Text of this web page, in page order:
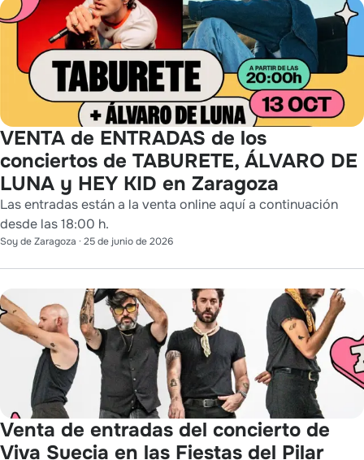
VENTA de ENTRADAS de los
conciertos de TABURETE, ÁLVARO DE
LUNA y HEY KID en Zaragoza
Las entradas están a la venta online aquí a continuación
desde las 18:00 h.
Soy de Zaragoza · 25 de junio de 2026
Venta de entradas del concierto de
Viva Suecia en las Fiestas del Pilar